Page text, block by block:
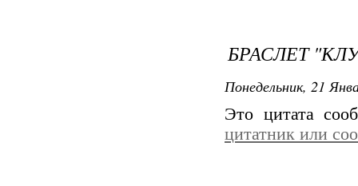
БРАСЛЕТ
Понедельник, 21
Это цитата
цитатник или